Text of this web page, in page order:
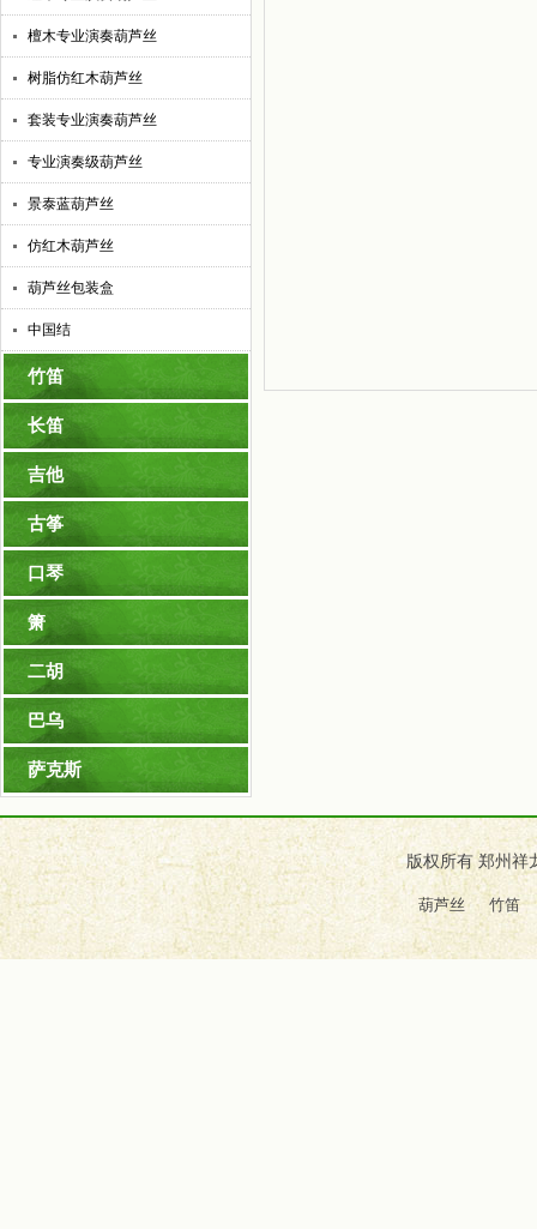
檀木专业演奏葫芦丝
树脂仿红木葫芦丝
套装专业演奏葫芦丝
专业演奏级葫芦丝
景泰蓝葫芦丝
仿红木葫芦丝
葫芦丝包装盒
中国结
竹笛
长笛
吉他
古筝
口琴
箫
二胡
巴乌
萨克斯
版权所有 郑州祥
葫芦丝 竹笛